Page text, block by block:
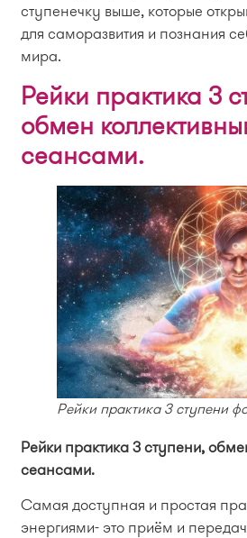
ступенечку выше, которые
для саморазвития и познания
мира.
Рейки практика 3
обмен
сеансами.
Рейки практика 3 ступени
Рейки практика 3 ступени,
сеансами.
Самая доступная и простая
энергиями- это приём и